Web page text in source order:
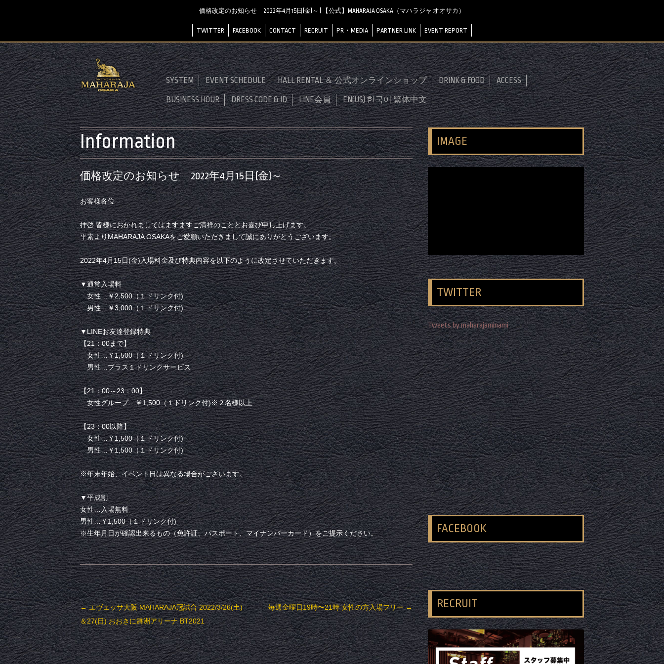
価格改定のお知らせ 2022年4月15日(金)～ | 【公式】MAHARAJA OSAKA（マハラジャ オオサカ）
TWITTER FACEBOOK CONTACT RECRUIT PR・MEDIA PARTNER LINK EVENT REPORT
SYSTEM EVENT SCHEDULE HALL RENTAL ＆ 公式オンラインショップ DRINK & FOOD ACCESS
BUSINESS HOUR DRESS CODE & ID LINE会員 EN(US) 한국어 繁体中文
Information
価格改定のお知らせ 2022年4月15日(金)～
お客様各位
拝啓 皆様におかれましてはますますご清祥のこととお喜び申し上げます。
平素よりMAHARAJA OSAKAをご愛顧いただきまして誠にありがとうございます。
2022年4月15日(金)入場料金及び特典内容を以下のように改定させていただきます。
▼通常入場料
女性…￥2,500（１ドリンク付)
男性…￥3,000（１ドリンク付)
▼LINEお友達登録特典
【21：00まで】
女性…￥1,500（１ドリンク付)
男性…プラス１ドリンクサービス
【21：00～23：00】
女性グループ…￥1,500（１ドリンク付)※２名様以上
【23：00以降】
女性…￥1,500（１ドリンク付)
男性…￥1,500（１ドリンク付)
※年末年始、イベント日は異なる場合がございます。
▼平成割
女性…入場無料
男性…￥1,500（１ドリンク付)
※生年月日が確認出来るもの（免許証、パスポート、マイナンバーカード）をご提示ください。
投稿ナビゲーション
←エヴェッサ大阪 MAHARAJA冠試合 2022/3/26(土)
＆27(日) おおきに舞洲アリーナ BT2021
毎週金曜日19時〜21時 女性の方入場フリー→
IMAGE
TWITTER
Tweets by maharajaminami
FACEBOOK
RECRUIT